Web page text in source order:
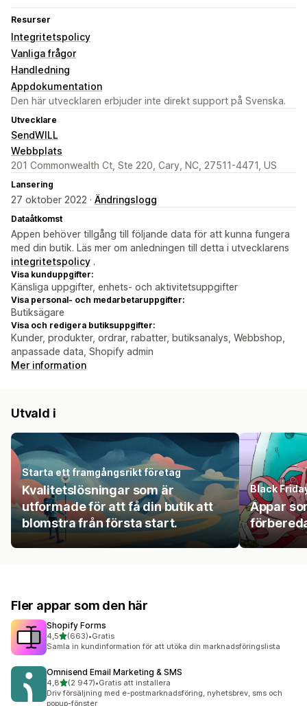
Resurser
Integritetspolicy
Vanliga frågor
Handledning
Appdokumentation
Den här utvecklaren erbjuder inte direkt support på Svenska.
Utvecklare
SendWILL
Webbplats
201 Commonwealth Ct, Ste 220, Cary, NC, 27511-4471, US
Lansering
27 oktober 2022 · Ändringslogg
Dataåtkomst
Appen behöver tillgång till följande data för att kunna fungera
med din butik. Läs mer om anledningen till detta i utvecklarens
integritetspolicy .
Visa kunduppgifter:
Känsliga uppgifter, enhets- och aktivitetsuppgifter
Visa personal- och medarbetaruppgifter:
Butiksägare
Visa och redigera butiksuppgifter:
Kunder, produkter, ordrar, rabatter, butiksanalys, Webbshop,
anpassade data, Shopify admin
Mer information
Utvald i
Starta ett framgångsrikt företag
Kvalitetslösningar som är
utformade för att få din butik att
blomstra från första start.
Black
Appar
Fler appar som den här
Shopify Forms
4,5av 5 stjärnor
(663)
663 recensioner totalt
•Gratis
Samla in kundinformation för att utöka din marknadsföringslista
Omnisend Email Marketing & SMS
4,8av 5 stjärnor
(2 947)
2947 recensioner totalt
•Gratis att installera
Driv försäljning med e-postmarknadsföring, nyhetsbrev, sms och
popup-fönster